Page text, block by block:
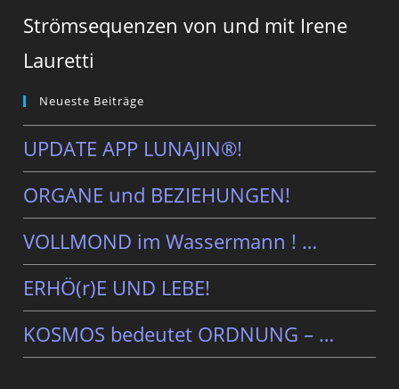
Strömsequenzen von und mit Irene
Lauretti
Neueste Beiträge
UPDATE APP LUNAJIN®!
ORGANE und BEZIEHUNGEN!
VOLLMOND im Wassermann ! …
ERHÖ(r)E UND LEBE!
KOSMOS bedeutet ORDNUNG – …